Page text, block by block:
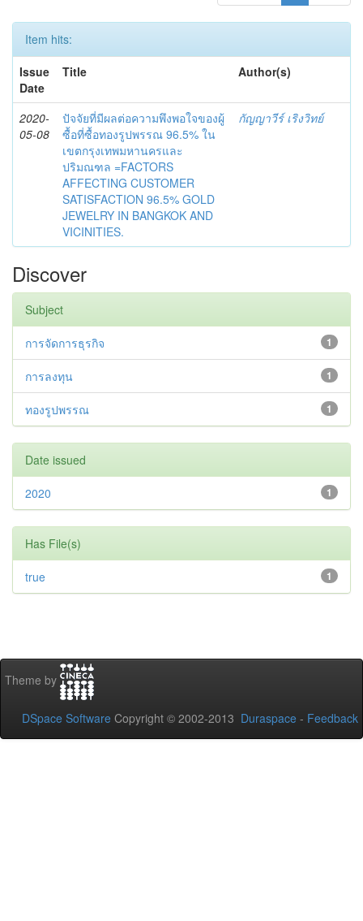
Item hits:
Issue
Date
Title Author(s)
2020-
05-08
ปัจจัยที่มีผลต่อความพึงพอใจของผู้
ซื้อที่ซื้อทองรูปพรรณ 96.5% ใน
เขตกรุงเทพมหานครและ
ปริมณฑล =FACTORS
AFFECTING CUSTOMER
SATISFACTION 96.5% GOLD
JEWELRY IN BANGKOK AND
VICINITIES.
กัญญาวีร์ เริงวิทย์
Discover
Subject
1
การจัดการธุรกิจ
1
การลงทุน
1
ทองรูปพรรณ
Date issued
1
2020
Has File(s)
1
true
Theme by
DSpace Software Copyright © 2002-2013 Duraspace - Feedback